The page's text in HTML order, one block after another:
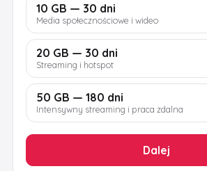
10 GB — 30 dni
Media społecznościowe i wideo
20 GB — 30 dni
Streaming i hotspot
50 GB — 180 dni
Intensywny streaming i praca zdalna
Dalej